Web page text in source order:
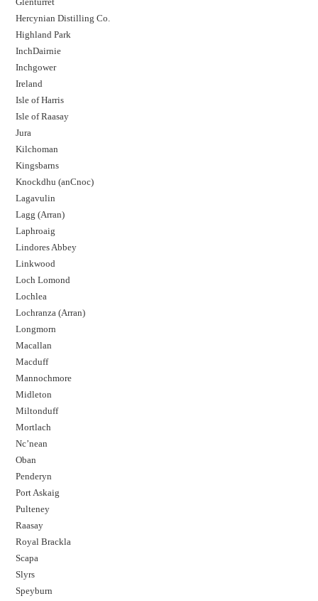
Hercynian Distilling Co.
Highland Park
InchDairnie
Inchgower
Ireland
Isle of Harris
Isle of Raasay
Jura
Kilchoman
Kingsbarns
Knockdhu (anCnoc)
Lagavulin
Lagg (Arran)
Laphroaig
Lindores Abbey
Linkwood
Loch Lomond
Lochlea
Lochranza (Arran)
Longmorn
Macallan
Macduff
Mannochmore
Midleton
Miltonduff
Mortlach
Nc’nean
Oban
Penderyn
Port Askaig
Pulteney
Raasay
Royal Brackla
Scapa
Slyrs
Speyburn